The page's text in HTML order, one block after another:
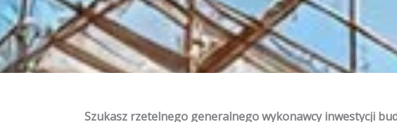
Szukasz rzetelnego generalnego wykonawcy inwestycji